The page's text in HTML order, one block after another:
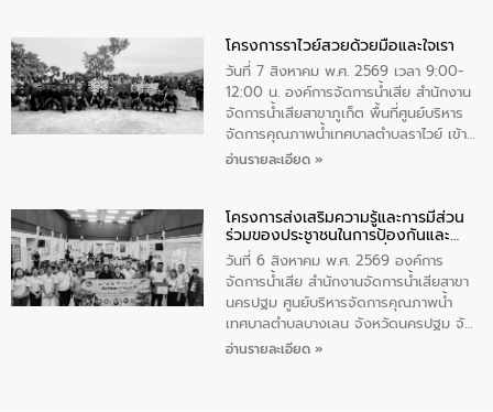
ทองคำและประกาศเกียรติคุณให้แก่ กำนัน
ผู้ใหญ่บ้านยอดเยี่ยม พร้อมกล่าวชื่นชม ให้
โอวาท และมอบนโยบาย
โครงการราไวย์สวยด้วยมือและใจเรา
วันที่ 7 สิงหาคม พ.ศ. 2569 เวลา 9:00-
12:00 น. องค์การจัดการน้ำเสีย สำนักงาน
จัดการน้ำเสียสาขาภูเก็ต พื้นที่ศูนย์บริหาร
จัดการคุณภาพน้ำเทศบาลตำบลราไวย์ เข้า
ร่วมโครงการราไวย์สวยด้วยมือและใจเรา
ประชาชน ตัวแทนจากโรงแรมต่างๆ ในเขต
เทศบาลตำบลราไวย์ ศูนย์บริหารจัดการ
คุณภาพน้ำเทศบาลตำบลราไวย์ นำโดยนาย
น้อย แก้วเศษ ผู้จัดการสำนักงานจัดการน้ำ
เสียสาขาภูเก็ต พร้อมด้วยเจ้าหน้าที่ จำนวน
5 คน ร่วมทำกิจกรรม ทำความสะอาด
ชายหาดและแหล่งท่องเที่ยว ณ บริเวณ
อ่านรายละเอียด »
โครงการส่งเสริมความรู้และการมีส่วน
ร่วมของประชาชนในการป้องกันและ
แก้ไขปัญหาน้ำเสียอย่างยั่งยืน
วันที่ 6 สิงหาคม พ.ศ. 2569 องค์การ
จัดการน้ำเสีย สำนักงานจัดการน้ำเสียสาขา
นครปฐม ศูนย์บริหารจัดการคุณภาพน้ำ
เทศบาลตำบลบางเลน จังหวัดนครปฐม จัด
กิจกรรมภายใต้โครงการส่งเสริมความรู้และ
อ่านรายละเอียด »